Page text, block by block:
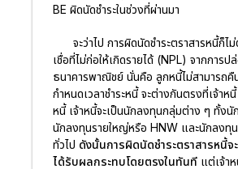
BE ผิดนัดชำระในช่วงที่ผ่านมา
จะว่าไป การผิดนัดชำระตราสารหนี้ก็ไ
เชื่อที่ไม่ก่อให้เกิดรายได้ (NPL) จากการป
ธนาคารพาณิชย์ นั่นคือ ลูกหนี้ไม่สามารถคื
กำหนดเวลาชำระหนี้ จะต่างกันตรงที่เจ้าห
หนี้ เจ้าหนี้จะเป็นนักลงทุนกลุ่มต่าง ๆ ทั้งนั
นักลงทุนรายใหญ่หรือ HNW และนักลงทุ
ทั่วไป ดังนั้นการผิดนัดชำระตราสารหนี้จ
ได้รับผลกระทบโดยตรงในทันที แต่เจ้า